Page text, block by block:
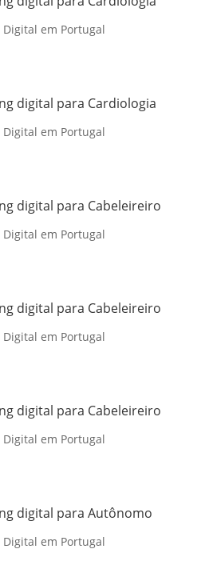
em Portugal
digital para Cardiologia
em Portugal
digital para Cabeleireiro
em Portugal
digital para Cabeleireiro
em Portugal
digital para Cabeleireiro
em Portugal
digital para Autônomo
em Portugal